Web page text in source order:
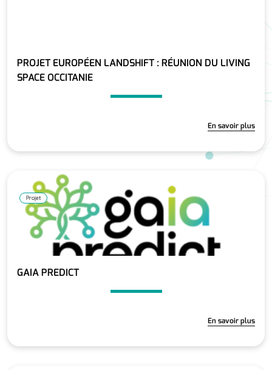
PROJET EUROPÉEN LANDSHIFT : RÉUNION DU LIVING
SPACE OCCITANIE
En savoir plus
Projet
GAIA PREDICT
En savoir plus